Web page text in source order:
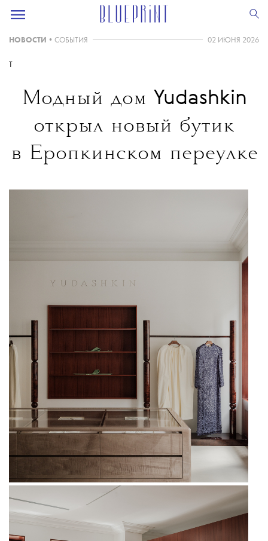
НОВОСТИ • СОБЫТИЯ 02 ИЮНЯ 2026
T
Модный дом Yudashkin
открыл новый бутик
в Еропкинском переулке
Камерное пространство расположилось
в реконструированной городской усадьбе